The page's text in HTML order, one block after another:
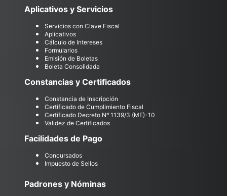
Aplicativos y Servicios
Servicios con Clave Fiscal
Aplicativos
Cálculo de Intereses
Formularios
Emisión de Boletas
Boleta Consolidada
Constancias y Certificados
Constancia de Inscripción
Certificado de Cumplimiento Fiscal
Certificado Decreto Nº 1139/3 (ME)-10
Validez de Certificados
Facilidades de Pago
Concursados
Impuesto de Sellos
Padrones y Nóminas